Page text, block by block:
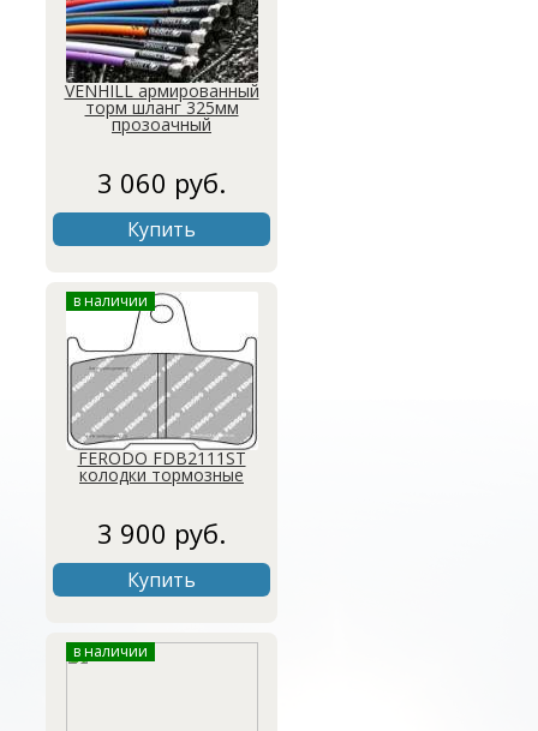
VENHILL армированный
торм шланг 325мм
прозоачный
3 060 руб.
Купить
в наличии
FERODO FDB2111ST
колодки тормозные
3 900 руб.
Купить
в наличии